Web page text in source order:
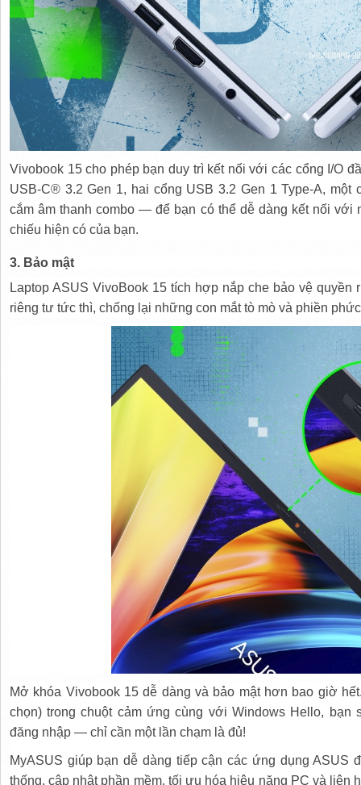
Vivobook 15 cho phép bạn duy trì kết nối với các cổng I/O
USB-C® 3.2 Gen 1, hai cổng USB 3.2 Gen 1 Type-A, một
cắm âm thanh combo — để bạn có thể dễ dàng kết nối với
chiếu hiện có của bạn.
3. Bảo mật
Laptop ASUS VivoBook 15 tích hợp nắp che bảo vệ quyền
riêng tư tức thì, chống lại những con mắt tò mò và phiền
Mở khóa Vivobook 15 dễ dàng và bảo mật hơn bao giờ
chọn) trong chuột cảm ứng cùng với Windows Hello, bạn
đăng nhập — chỉ cần một lần chạm là đủ!
MyASUS giúp bạn dễ dàng tiếp cận các ứng dụng ASUS
thống, cập nhật phần mềm, tối ưu hóa hiệu năng PC và liên